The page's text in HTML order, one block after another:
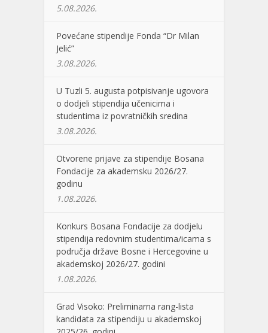
5.08.2026.
Povećane stipendije Fonda “Dr Milan
Jelić”
3.08.2026.
U Tuzli 5. augusta potpisivanje ugovora
o dodjeli stipendija učenicima i
studentima iz povratničkih sredina
3.08.2026.
Otvorene prijave za stipendije Bosana
Fondacije za akademsku 2026/27.
godinu
1.08.2026.
Konkurs Bosana Fondacije za dodjelu
stipendija redovnim studentima/icama s
područja države Bosne i Hercegovine u
akademskoj 2026/27. godini
1.08.2026.
Grad Visoko: Preliminarna rang-lista
kandidata za stipendiju u akademskoj